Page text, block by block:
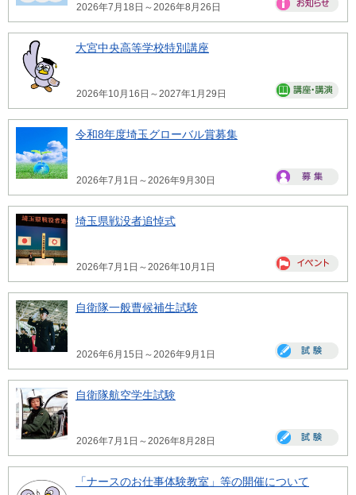
2026年7月18日～2026年8月26日
大宮中央高等学校特別講座
2026年10月16日～2027年1月29日
令和8年度埼玉グローバル賞募集
2026年7月1日～2026年9月30日
埼玉県戦没者追悼式
2026年7月1日～2026年10月1日
自衛隊一般曹候補生試験
2026年6月15日～2026年9月1日
自衛隊航空学生試験
2026年7月1日～2026年8月28日
「ナースのお仕事体験教室」等の開催について